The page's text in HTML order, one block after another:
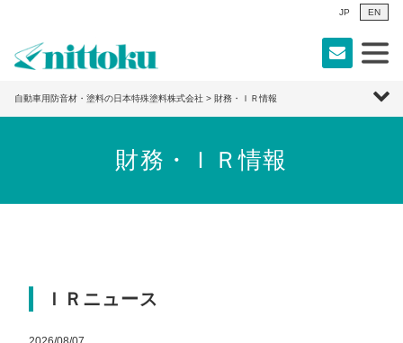
JP EN
自動車用防音材・塗料の日本特殊塗料株式会社 > 財務・ＩＲ情報
財務・ＩＲ情報
ＩＲニュース